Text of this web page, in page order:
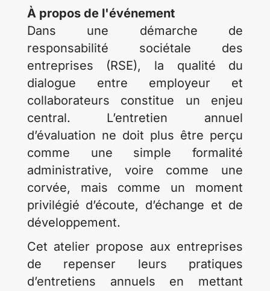
À propos de l'événement
Dans une démarche de
responsabilité sociétale des
entreprises (RSE), la qualité du
dialogue entre employeur et
collaborateurs constitue un enjeu
central. L’entretien annuel
d’évaluation ne doit plus être perçu
comme une simple formalité
administrative, voire comme une
corvée, mais comme un moment
privilégié d’écoute, d’échange et de
développement.
Cet atelier propose aux entreprises
de repenser leurs pratiques
d’entretiens annuels en mettant